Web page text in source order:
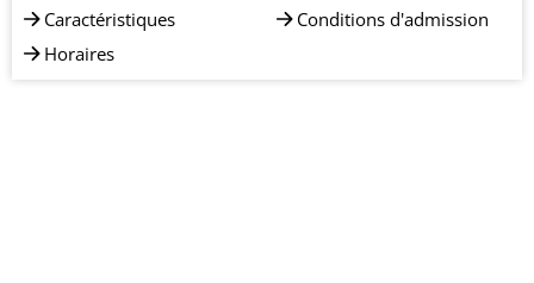
Caractéristiques
Horaires
Conditions d'admission